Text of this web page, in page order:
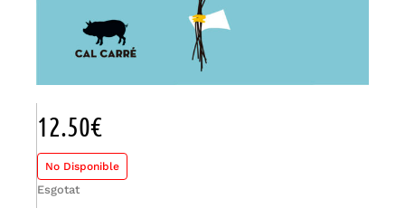
12.50€
No Disponible
Esgotat